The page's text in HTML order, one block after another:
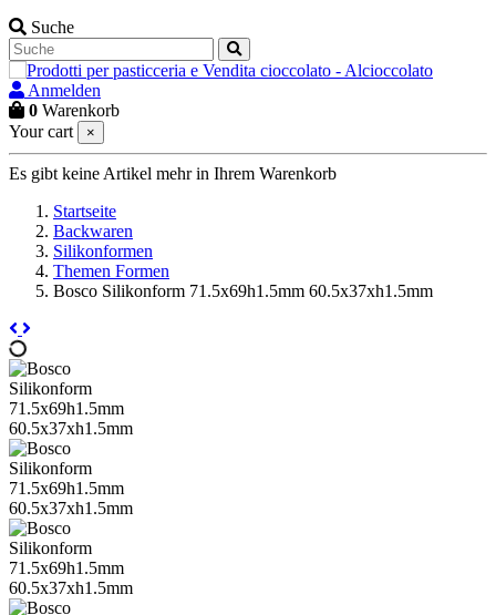
Suche
Anmelden
0 Warenkorb
Your cart
×
Es gibt keine Artikel mehr in Ihrem Warenkorb
Startseite
Backwaren
Silikonformen
Themen Formen
Bosco Silikonform 71.5x69h1.5mm 60.5x37xh1.5mm